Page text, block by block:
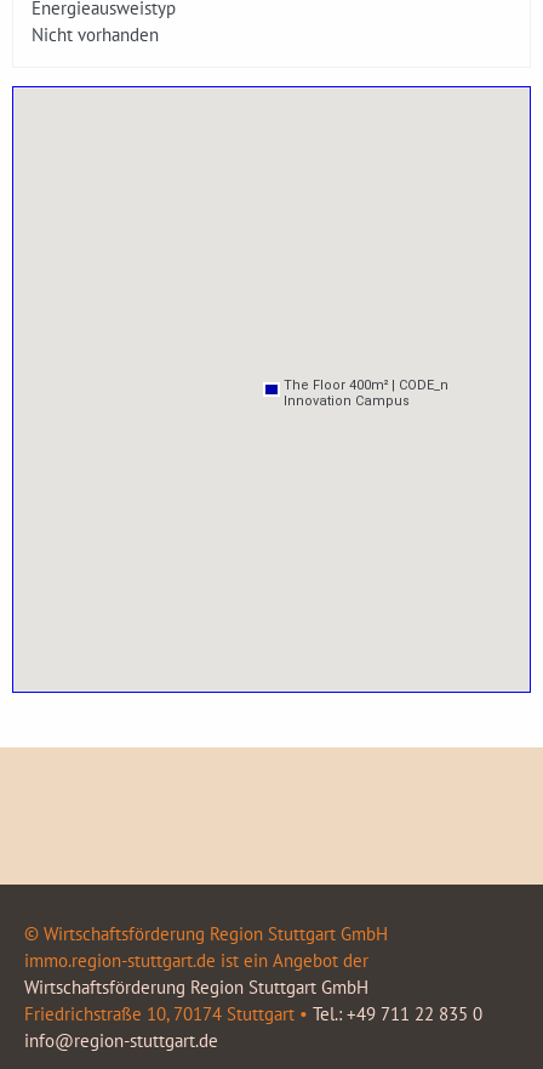
Energieausweistyp
Nicht vorhanden
The Floor 400m² | CODE_n
Innovation Campus
The Floor 400m² | CODE_n
Innovation Campus
© Wirtschaftsförderung Region Stuttgart GmbH
immo.region-stuttgart.de ist ein Angebot der
Wirtschaftsförderung Region Stuttgart GmbH
Friedrichstraße 10, 70174 Stuttgart • Tel.: +49 711 22 835 0
info@region-stuttgart.de